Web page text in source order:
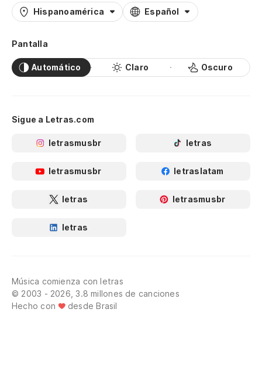
Hispanoamérica Español
Pantalla
Automático Claro Oscuro
Sigue a Letras.com
letrasmusbr letras
letrasmusbr letraslatam
letras letrasmusbr
letras
Música comienza con letras
© 2003 - 2026, 3.8 millones de canciones
Hecho con
desde Brasil